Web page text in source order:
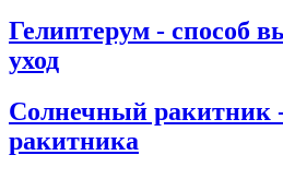
Гелиптерум - способ
уход
Солнечный ракитник
ракитника